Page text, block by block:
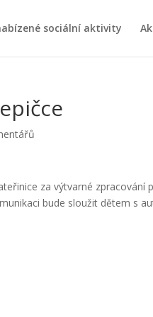
sociální aktivity
za výtvarné zpracování
bude sloužit dětem s